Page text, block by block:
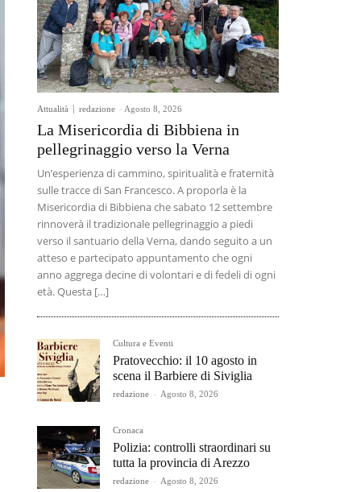
Attualità redazione - Agosto 8, 2026
La Misericordia di Bibbiena in
pellegrinaggio verso la Verna
Un’esperienza di cammino, spiritualità e fraternità
sulle tracce di San Francesco. A proporla è la
Misericordia di Bibbiena che sabato 12 settembre
rinnoverà il tradizionale pellegrinaggio a piedi
verso il santuario della Verna, dando seguito a un
atteso e partecipato appuntamento che ogni
anno aggrega decine di volontari e di fedeli di ogni
età. Questa […]
Cultura e Eventi
Pratovecchio: il 10 agosto in
scena il Barbiere di Siviglia
redazione - Agosto 8, 2026
Cronaca
Polizia: controlli straordinari su
tutta la provincia di Arezzo
redazione - Agosto 8, 2026